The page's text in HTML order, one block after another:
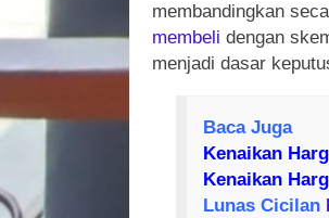
membandingkan
membeli dengan
menjadi dasar
Baca Juga
Kenaikan
Kenaikan
Lunas Cicilan